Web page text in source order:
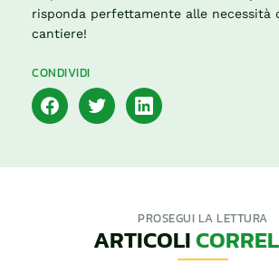
risponda perfettamente alle necessità
cantiere!
CONDIVIDI
PROSEGUI LA LETTURA
ARTICOLI